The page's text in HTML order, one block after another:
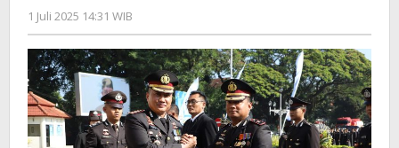
Tekankan
Sinergisitas
dan
Pelayanan
Masyarakat
1 Juli 2025 14:31 WIB
Gagah
Saputra